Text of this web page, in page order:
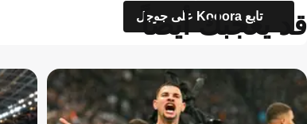
تابع Kooora على جوجل
قد يعجبك أيضاً